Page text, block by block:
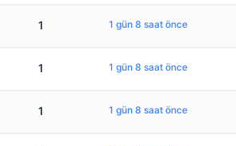
1 1 gün 8 saat önce
1 1 gün 8 saat önce
1 1 gün 8 saat önce